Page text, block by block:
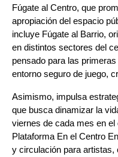
Fúgate al Centro, que
apropiación del espacio
incluye Fúgate al Barrio,
en distintos sectores del
pensado para las
entorno seguro de juego,
Asimismo, impulsa
que busca dinamizar la
viernes de cada mes en
Plataforma En el Centro
y circulación para